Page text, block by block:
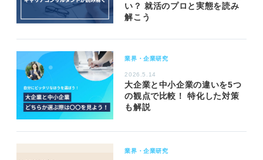
い？ 就活のプロと実態を読み
解こう
業界・企業研究
2026.5.14
大企業と中小企業の違いを5つ
の観点で比較！ 特化した対策
も解説
業界・企業研究